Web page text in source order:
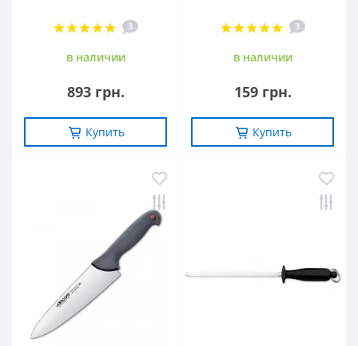
3
в наличии
893 грн.
Купить
3
в наличии
159 грн.
Купить